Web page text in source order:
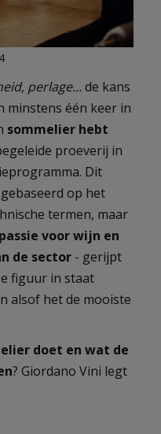
perlage... de kans
minstens één keer in
sommelier hebt
proeverij in
Dit
op het
termen, maar
voor wijn en
de sector - gerijpt
figuur in staat
alsof het de mooiste
doet en wat de
? Giordano Vini legt